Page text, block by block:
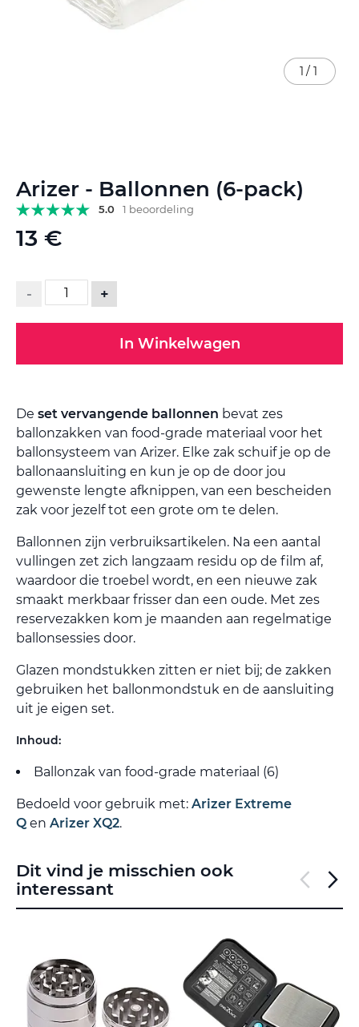
Arizer - Ballonnen (6-pack)
5.0 1 beoordeling
13 €
- +
In Winkelwagen
De set vervangende ballonnen bevat zes
ballonzakken van food-grade materiaal voor het
ballonsysteem van Arizer. Elke zak schuif je op de
ballonaansluiting en kun je op de door jou
gewenste lengte afknippen, van een bescheiden
zak voor jezelf tot een grote om te delen.
Ballonnen zijn verbruiksartikelen. Na een aantal
vullingen zet zich langzaam residu op de film af,
waardoor die troebel wordt, en een nieuwe zak
smaakt merkbaar frisser dan een oude. Met zes
reservezakken kom je maanden aan regelmatige
ballonsessies door.
Glazen mondstukken zitten er niet bij; de zakken
gebruiken het ballonmondstuk en de aansluiting
uit je eigen set.
Inhoud:
Ballonzak van food-grade materiaal (6)
Bedoeld voor gebruik met: Arizer Extreme
Q en Arizer XQ2.
1 / 1
naar
het
begin
van
gallerij
Dit vind je misschien ook
interessant